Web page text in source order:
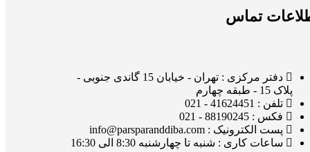
تماس
دفتر مرکزی : تهران - خیابان 15 گاندی جنوبی -
پلاک 15 - طبقه چهارم
تلفن : 41624451 - 021
فکس : 88190245 - 021
پست الکترونیک : info@parsparanddiba.com
ساعات کاری : شنبه تا چهارشنبه 8:30 الی 16:30